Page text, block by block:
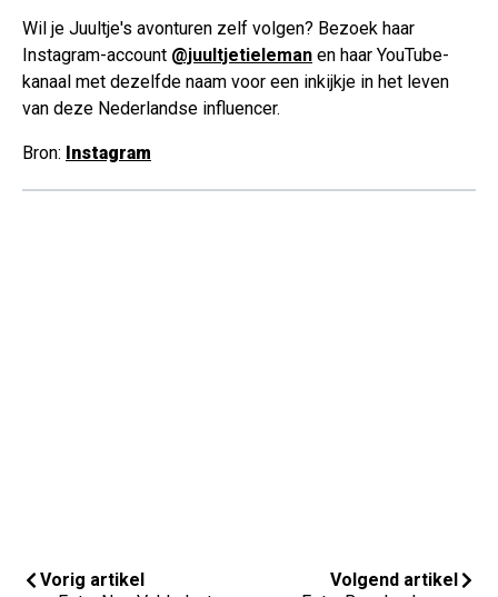
Wil je Juultje's avonturen zelf volgen? Bezoek haar
Instagram-account @juultjetieleman en haar YouTube-
kanaal met dezelfde naam voor een inkijkje in het leven
van deze Nederlandse influencer.
Bron: Instagram
Vorig artikel
Volgend artikel